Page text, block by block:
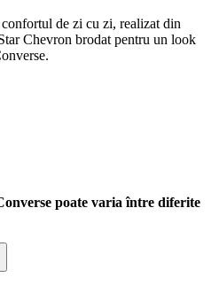
de zi cu zi, realizat din
Chevron brodat pentru un look
poate varia între diferite